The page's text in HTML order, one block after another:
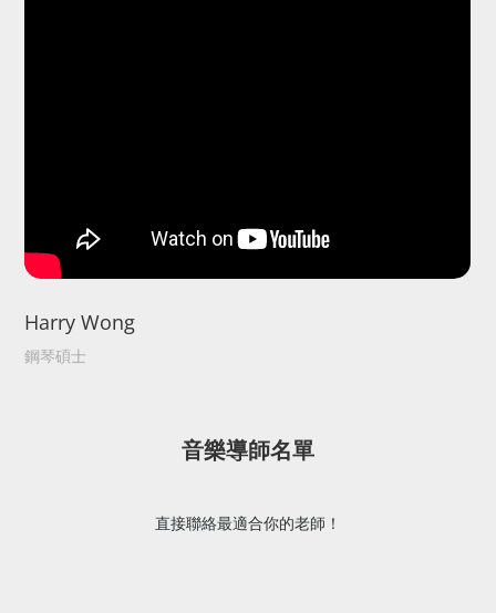
Harry Wong
鋼琴碩士
音樂導師名單
直接聯絡最適合你的老師！